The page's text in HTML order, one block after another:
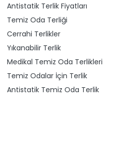
Antistatik Terlik Fiyatları
Temiz Oda Terliği
Cerrahi Terlikler
Yıkanabilir Terlik
Medikal Temiz Oda Terlikleri
Temiz Odalar İçin Terlik
Antistatik Temiz Oda Terlik